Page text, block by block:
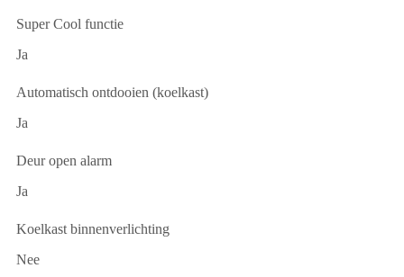
Super Cool functie
Ja
Automatisch ontdooien (koelkast)
Ja
Deur open alarm
Ja
Koelkast binnenverlichting
Nee